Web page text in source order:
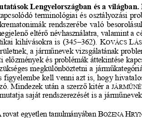
Lengyelországban és a világban.
terminológiai és osztályozási
rendszerébe való
eltérő névhasználatra, valamint a c
kihívásokra is (345–362). KOVÁCS L
a járműnevek vizsgálatának
előzmények és problémák áttekintése
megkülönböztetni a
figyelembe kell venni azt is, hogy
Mindezek után a szerző kitér a
saját rendszerezését is a
rovat egyetlen tanulmányában BOŻENA H